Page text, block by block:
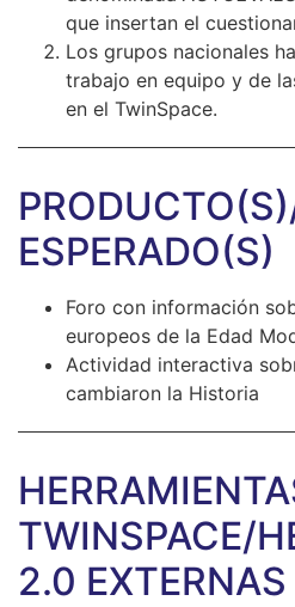
que insertan el
Los grupos nacionales
trabajo en equipo y de
en el TwinSpace.
ESPERADO(S)
Foro con información
europeos de la Edad
Actividad interactiva
cambiaron la Historia
TWINSPACE/
2.0 EXTERNAS